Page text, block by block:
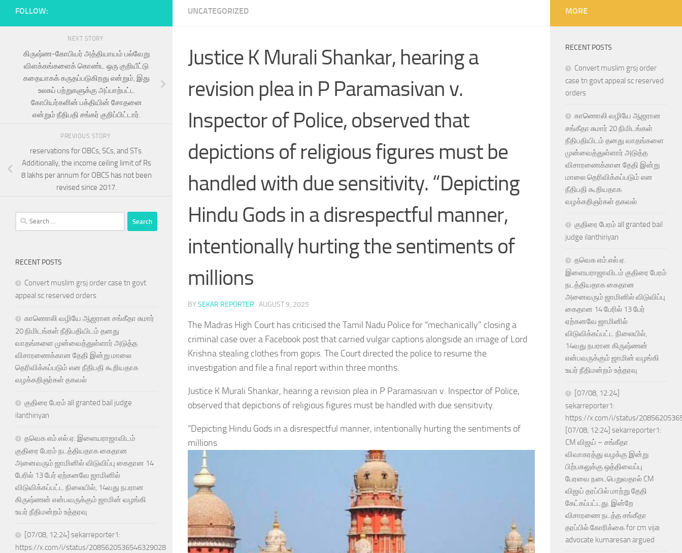
UNCATEGORIZED
Justice K Murali Shankar, hearing a
revision plea in P Paramasivan v.
Inspector of Police, observed that
depictions of religious figures must be
handled with due sensitivity. “Depicting
Hindu Gods in a disrespectful manner,
intentionally hurting the sentiments of
millions
BY SEKAR REPORTER · AUGUST 9, 2025
The Madras High Court has criticised the Tamil Nadu Police for “mechanically” closing a
criminal case over a Facebook post that carried vulgar captions alongside an image of Lord
Krishna stealing clothes from gopis. The Court directed the police to resume the
investigation and file a final report within three months.
Justice K Murali Shankar, hearing a revision plea in P Paramasivan v. Inspector of Police,
observed that depictions of religious figures must be handled with due sensitivity.
“Depicting Hindu Gods in a disrespectful manner, intentionally hurting the sentiments of
millions
FOLLOW:
NEXT STORY
கிருஷ்ண-கோபியர் அத்தியாயம் பல்வேறு
விளக்கங்களைக் கொண்ட ஒரு குறியீட்டு
கதையாகக் கருதப்படுகிறது என்றும், இது
உலகப் பற்றுகளுக்கு அப்பாற்பட்ட
கோபியர்களின் பக்தியின் சோதனை
என்றும் நீதிபதி சங்கர் குறிப்பிட்டார்.
PREVIOUS STORY
reservations for OBCs, SCs, and STs.
Additionally, the income ceiling limit of Rs
8 lakhs per annum for OBCS has not been
revised since 2017.
Search
for:
RECENT POSTS
Convert muslim grsj order case tn govt
appeal sc reserved orders
காணொலி வழியே ஆஜரான சங்கீதா சுமார்
20 நிமிடங்கள் நீதிபதியிடம் தனது
வாதங்களை முன்வைத்துள்ளார் அடுத்த
விசாரணைக்கான தேதி இன்று மாலை
தெரிவிக்கப்படும் என நீதிபதி கூறியதாக
வழக்கறிஞர்கள் தகவல்
குதிரை பேரம் all granted bail judge
ilanthiriyan
தவெக எம்.எல்.ஏ. இளையராஜாவிடம்
குதிரை பேரம் நடத்தியதாக கைதான
அனைவரும் ஜாமினில் விடுவிப்பு கைதான 14
பேரில் 13 பேர் ஏற்கனவே ஜாமினில்
விடுவிக்கப்பட்ட நிலையில், 14வது நபரான
கிருஷ்ணன் என்பவருக்கும் ஜாமின் வழங்கி
உயர் நீதிமன்றம் உத்தரவு
[07/08, 12:24] sekarreporter1:
https://x.com/i/status/2085620536546329028
MORE
RECENT POSTS
Convert muslim grsj order
case tn govt appeal sc reserved
orders
காணொலி வழியே ஆஜரான
சங்கீதா சுமார் 20 நிமிடங்கள்
நீதிபதியிடம் தனது வாதங்களை
முன்வைத்துள்ளார் அடுத்த
விசாரணைக்கான தேதி இன்று
மாலை தெரிவிக்கப்படும் என
நீதிபதி கூறியதாக
வழக்கறிஞர்கள் தகவல்
குதிரை பேரம் all granted bail
judge ilanthiriyan
தவெக எம்.எல்.ஏ.
இளையராஜாவிடம் குதிரை பேரம்
நடத்தியதாக கைதான
அனைவரும் ஜாமினில் விடுவிப்பு
கைதான 14 பேரில் 13 பேர்
ஏற்கனவே ஜாமினில்
விடுவிக்கப்பட்ட நிலையில்,
14வது நபரான கிருஷ்ணன்
என்பவருக்கும் ஜாமின் வழங்கி
உயர் நீதிமன்றம் உத்தரவு
[07/08, 12:24]
sekarreporter1:
https://x.com/i/status/
[07/08, 12:24] sekarreporter1:
CM விஜய் – சங்கீதா
விவாகரத்து வழக்கு இன்று
பிற்பகலுக்கு ஒத்திவைப்பு
பேரவை நடைபெறுவதால் CM
விஜய் தரப்பில் மாற்று தேதி
கேட்கப்பட்டது. இன்றே
விசாரணை நடத்த சங்கீதா
தரப்பில் கோரிக்கை for cm vijai
advocate kumaresan argued